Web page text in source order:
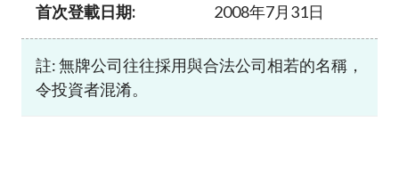
首次登載日期: 2008年7月31日
註: 無牌公司往往採用與合法公司相若的名稱，
令投資者混淆。